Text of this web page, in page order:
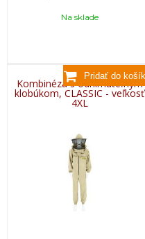
Na sklade
Kombinéza s odnímateľným
klobúkom, CLASSIC - veľkosť
4XL